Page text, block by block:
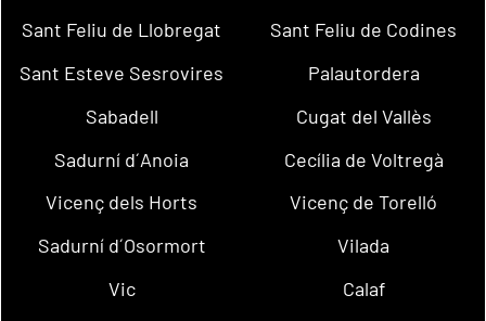
Sant Feliu de Llobregat
Sant Feliu de Codines
Sant Esteve Sesrovires
Palautordera
Sabadell
Cugat del Vallès
Sadurní d´Anoia
Cecília de Voltregà
Vicenç dels Horts
Vicenç de Torelló
Sadurní d´Osormort
Vilada
Vic
Calaf